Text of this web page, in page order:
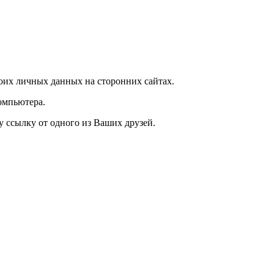
личных данных на сторонних сайтах.
ссылку от одного из Ваших друзей.